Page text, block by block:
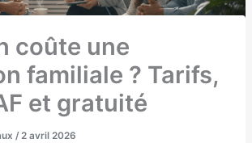
coûte une
familiale ? Tarifs,
et gratuité
/2 avril 2026